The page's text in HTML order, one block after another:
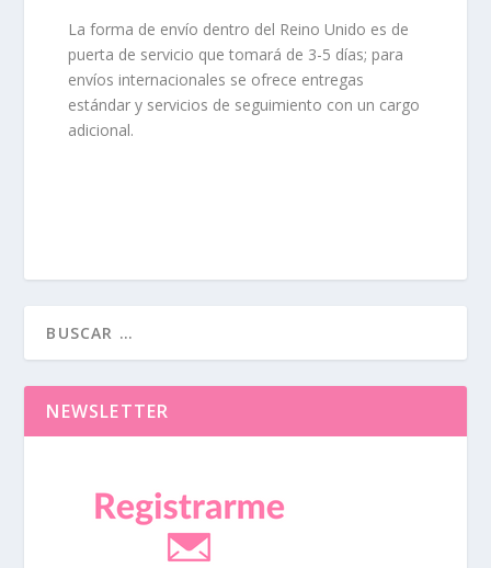
La forma de envío dentro del Reino Unido es de
puerta de servicio que tomará de 3-5 días; para
envíos internacionales se ofrece entregas
estándar y servicios de seguimiento con un cargo
adicional.
NEWSLETTER